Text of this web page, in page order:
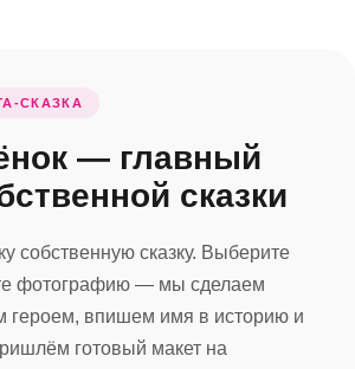
СКАЗКА
— главный
сказки
собственную сказку. Выберите
фотографию — мы сделаем
героем, впишем имя в историю и
готовый макет на